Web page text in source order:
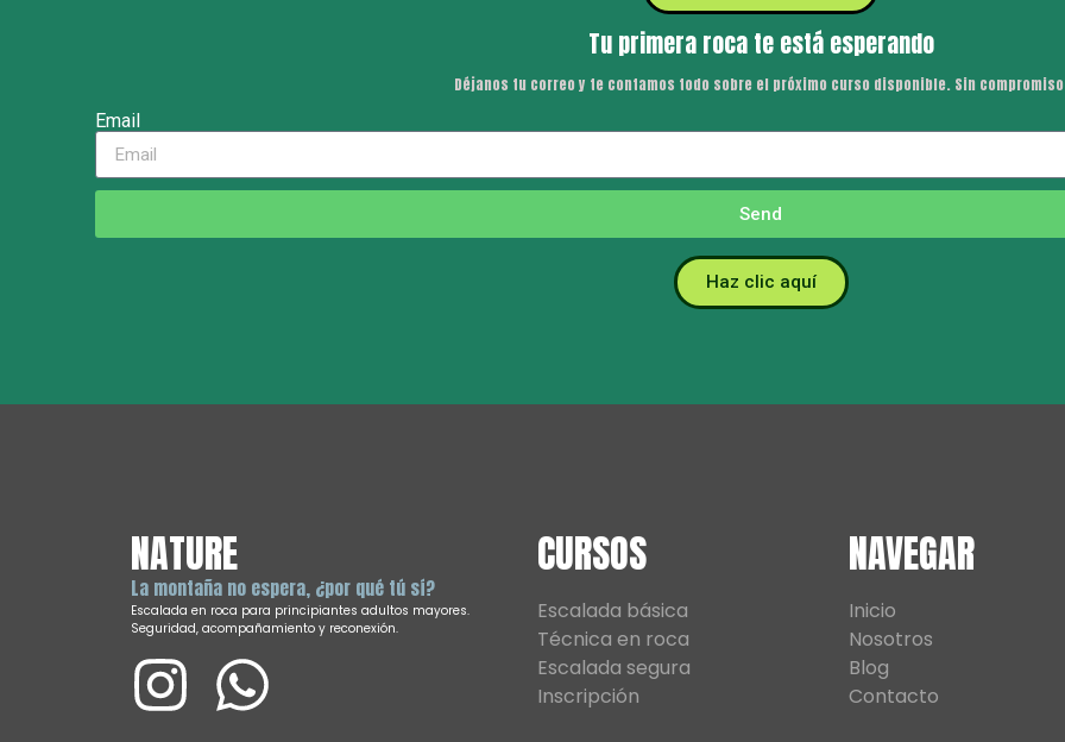
Tu primera roca te está esperando
Déjanos tu correo y te contamos todo sobre el próximo curso disponible. Sin
Email
Send
Haz clic aquí
NATURE
La montaña no espera, ¿por qué tú sí?
Escalada en roca para principiantes adultos mayores.
Seguridad, acompañamiento y reconexión.
CURSOS
Escalada básica
Técnica en roca
Escalada segura
Inscripción
NAVEGAR
Inicio
Nosotros
Blog
Contacto